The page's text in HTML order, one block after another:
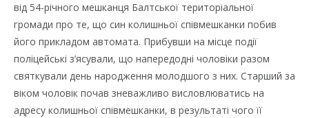
від 54-річного мешканця Балтської територіальної
громади про те, що син колишньої співмешканки побив
його прикладом автомата. Прибувши на місце події
поліцейські з’ясували, що напередодні чоловіки разом
святкували день народження молодшого з них. Старший за
віком чоловік почав зневажливо висловлюватись на
адресу колишньої співмешканки, в результаті чого її